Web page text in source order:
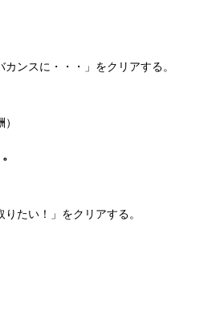
ンスに・・・」をクリアする。
たい！」をクリアする。